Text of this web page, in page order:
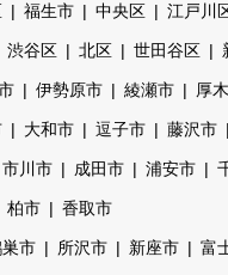
福生市 中央区 江戸川
渋谷区 北区 世田谷区
伊勢原市 綾瀬市 厚
大和市 逗子市 藤沢市
市川市 成田市 浦安市
柏市 香取市
市 所沢市 新座市 富